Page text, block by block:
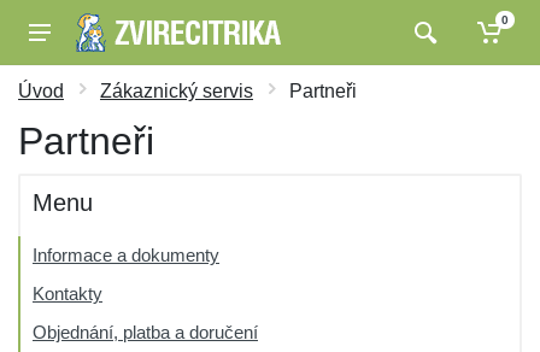
0
Úvod Zákaznický servis Partneři
Partneři
Menu
Informace a dokumenty
Kontakty
Objednání, platba a doručení